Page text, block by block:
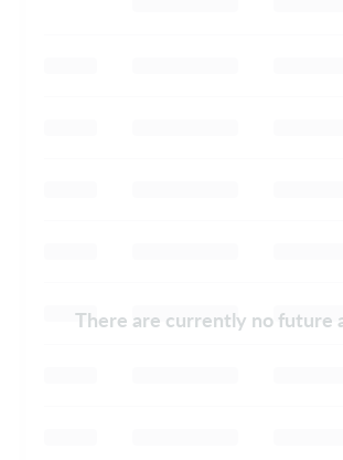
There are currently no future